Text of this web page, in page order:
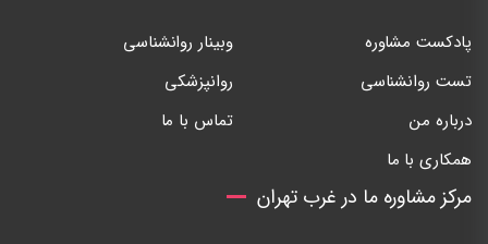
پادکست مشاوره
وبینار روانشناسی
تست روانشناسی
روانپزشکی
درباره من
تماس با ما
همکاری با ما
مرکز مشاوره ما در غرب تهران